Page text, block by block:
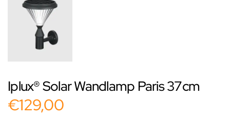
Iplux® Solar Wandlamp Paris 37cm
€129,00